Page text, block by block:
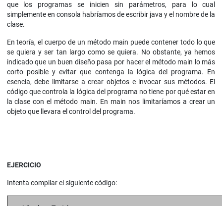
que los programas se inicien sin parámetros, para lo cual
simplemente en consola habríamos de escribir java y el nombre de la
clase.
En teoría, el cuerpo de un método main puede contener todo lo que
se quiera y ser tan largo como se quiera. No obstante, ya hemos
indicado que un buen diseño pasa por hacer el método main lo más
corto posible y evitar que contenga la lógica del programa. En
esencia, debe limitarse a crear objetos e invocar sus métodos. El
código que controla la lógica del programa no tiene por qué estar en
la clase con el método main. En main nos limitaríamos a crear un
objeto que llevara el control del programa.
EJERCICIO
Intenta compilar el siguiente código: